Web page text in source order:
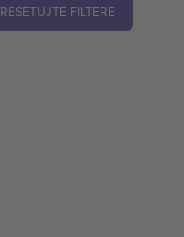
RESETUJTE FILTERE